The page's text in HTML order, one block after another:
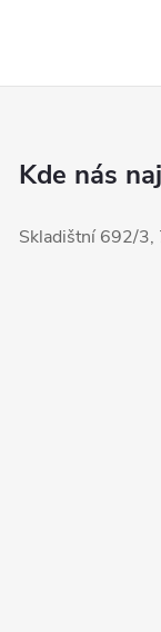
Kde nás
Skladištní 692/3,